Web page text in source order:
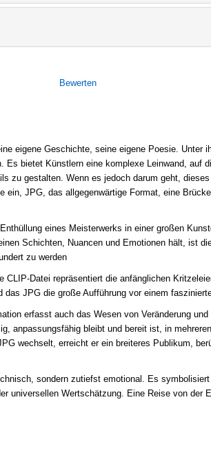
Bewerten
eigene Geschichte, seine eigene Poesie. Unter
Es bietet Künstlern eine komplexe Leinwand, auf
zu gestalten. Wenn es jedoch darum geht,
ein, JPG, das allgegenwärtige Format, eine
eines Meisterwerks in einer großen
Schichten, Nuancen und Emotionen hält, ist
zu werden
Datei repräsentiert die anfänglichen
JPG die große Aufführung vor einem
erfasst auch das Wesen von Veränderung
anpassungsfähig bleibt und bereit ist, in
wechselt, erreicht er ein breiteres Publikum,
sondern zutiefst emotional. Es
universellen Wertschätzung. Eine Reise von der